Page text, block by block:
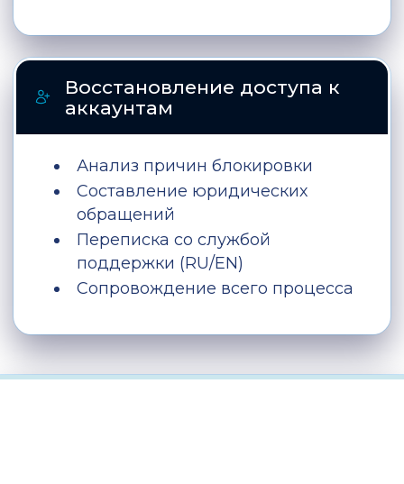
Восстановление доступа к
аккаунтам
Анализ причин блокировки
Составление юридических
обращений
Переписка со службой
поддержки (RU/EN)
Сопровождение всего процесса